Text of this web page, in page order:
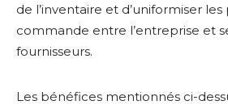
de l’inventaire et d’uniformiser
commande entre l’entreprise et
fournisseurs.
Les bénéfices mentionnés ci-